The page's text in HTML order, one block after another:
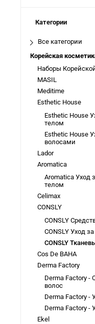
Категории
Все категории
Корейская
Наборы
MASIL
Meditime
Esthetic House
Esthetic House
телом
Esthetic House
волосами
Lador
Aromatica
Aromatica Уход
телом
Celimax
CONSLY
CONSLY
CONSLY Уход
CONSLY
Cos De BAHA
Derma Factory
Derma Factory -
волос
Derma Factory -
Derma Factory -
Ekel